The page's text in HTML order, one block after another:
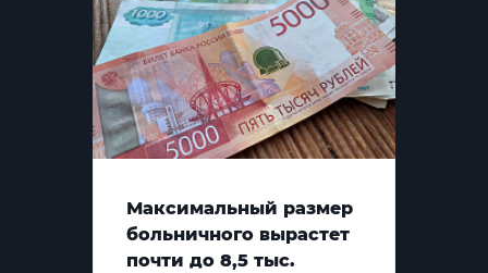
Максимальный размер
больничного вырастет
почти до 8,5 тыс.